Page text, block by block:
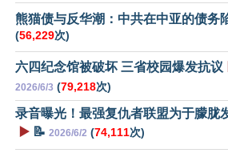
熊猫债与反华潮：中共在中亚的债务
(56,229次)
六四纪念馆被破坏 三省校园爆发抗议
2026/6/3 (79,218次)
录音曝光！最强复仇者联盟为于朦胧
▶️ 📝 2026/6/2 (74,111次)